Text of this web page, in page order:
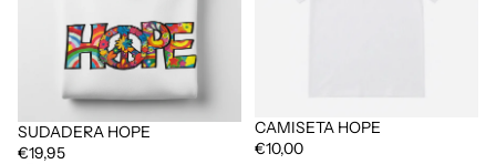
SUDADERA HOPE
€19,95
CAMISETA HOPE
€10,00